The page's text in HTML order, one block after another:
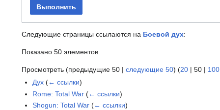
Выполнить
Следующие страницы ссылаются на Боевой дух:
Показано 50 элементов.
Просмотреть (предыдущие 50 | следующие 50) (20 | 50 | 100
Дух (← ссылки)
Rome: Total War (← ссылки)
Shogun: Total War (← ссылки)